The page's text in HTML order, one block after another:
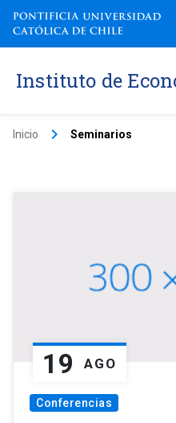
Instituto de
Inicio keyboard_arrow_right Seminarios
19 AGO
Conferencias